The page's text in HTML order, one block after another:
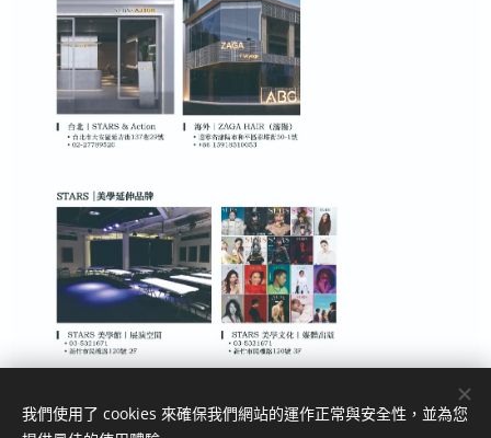
我們使用了 cookies 來確保我們網站的運作正常與安全性，並為您